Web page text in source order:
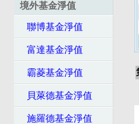
境外基金淨值
聯博基金淨值
富達基金淨值
霸菱基金淨值
貝萊德基金淨值
施羅德基金淨值